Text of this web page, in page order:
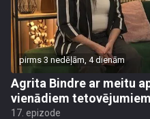
pirms 3 nedēļām, 4 dienām
Agrita Bindre ar meitu
vienādiem tetovējumiem
17. epizode